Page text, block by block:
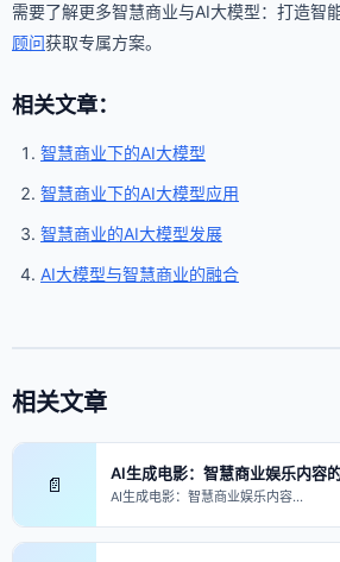
需要了解更多智慧商业与AI大模型：打造智
顾问获取专属方案。
相关文章：
智慧商业下的AI大模型
智慧商业下的AI大模型应用
智慧商业的AI大模型发展
AI大模型与智慧商业的融合
相关文章
📄 AI生成电影：智慧商业娱乐内容
AI生成电影：智慧商业娱乐内容…